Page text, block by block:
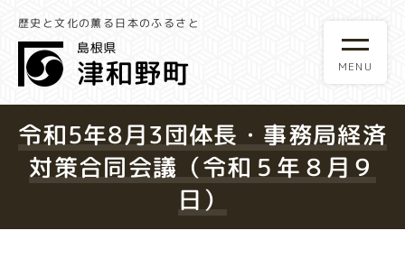
歴史と文化の薫る日本のふるさと
令和5年8月3団体長・事務局経済
対策合同会議（令和５年８月９
日）